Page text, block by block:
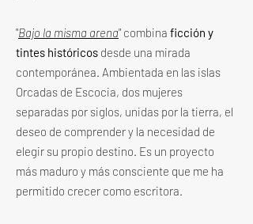
"Bajo la misma arena" combina ficción y
tintes históricos desde una mirada
contemporánea. Ambientada en las islas
Orcadas de Escocia, dos mujeres
separadas por siglos, unidas por la tierra, el
deseo de comprender y la necesidad de
elegir su propio destino. Es un proyecto
más maduro y más consciente que me ha
permitido crecer como escritora.